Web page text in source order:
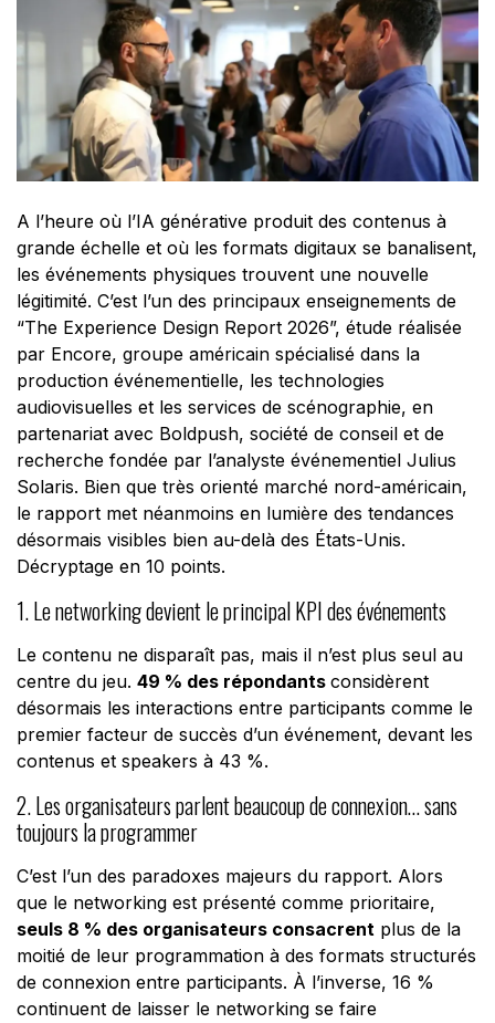
A l’heure où l’IA générative produit des contenus à
grande échelle et où les formats digitaux se banalisent,
les événements physiques trouvent une nouvelle
légitimité. C’est l’un des principaux enseignements de
“The Experience Design Report 2026”, étude réalisée
par Encore, groupe américain spécialisé dans la
production événementielle, les technologies
audiovisuelles et les services de scénographie, en
partenariat avec Boldpush, société de conseil et de
recherche fondée par l’analyste événementiel Julius
Solaris. Bien que très orienté marché nord-américain,
le rapport met néanmoins en lumière des tendances
désormais visibles bien au-delà des États-Unis.
Décryptage en 10 points.
1. Le networking devient le principal KPI des événements
Le contenu ne disparaît pas, mais il n’est plus seul au
centre du jeu. 49 % des répondants considèrent
désormais les interactions entre participants comme le
premier facteur de succès d’un événement, devant les
contenus et speakers à 43 %.
2. Les organisateurs parlent beaucoup de connexion… sans
toujours la programmer
C’est l’un des paradoxes majeurs du rapport. Alors
que le networking est présenté comme prioritaire,
seuls 8 % des organisateurs consacrentplus de la
moitié de leur programmation à des formats structurés
de connexion entre participants. À l’inverse, 16 %
continuent de laisser le networking se faire